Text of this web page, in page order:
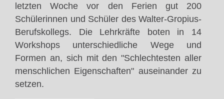
letzten Woche vor den Ferien gut 200
Schülerinnen und Schüler des Walter-Gropius-
Berufskollegs. Die Lehrkräfte boten in 14
Workshops unterschiedliche Wege und
Formen an, sich mit den "Schlechtesten aller
menschlichen Eigenschaften" auseinander zu
setzen.